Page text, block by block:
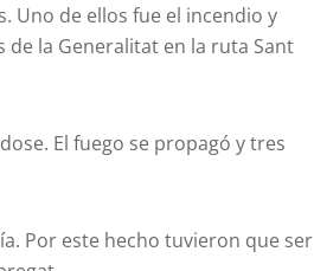
Uno de ellos fue el incendio y
la Generalitat en la ruta Sant
El fuego se propagó y tres
Por este hecho tuvieron que ser